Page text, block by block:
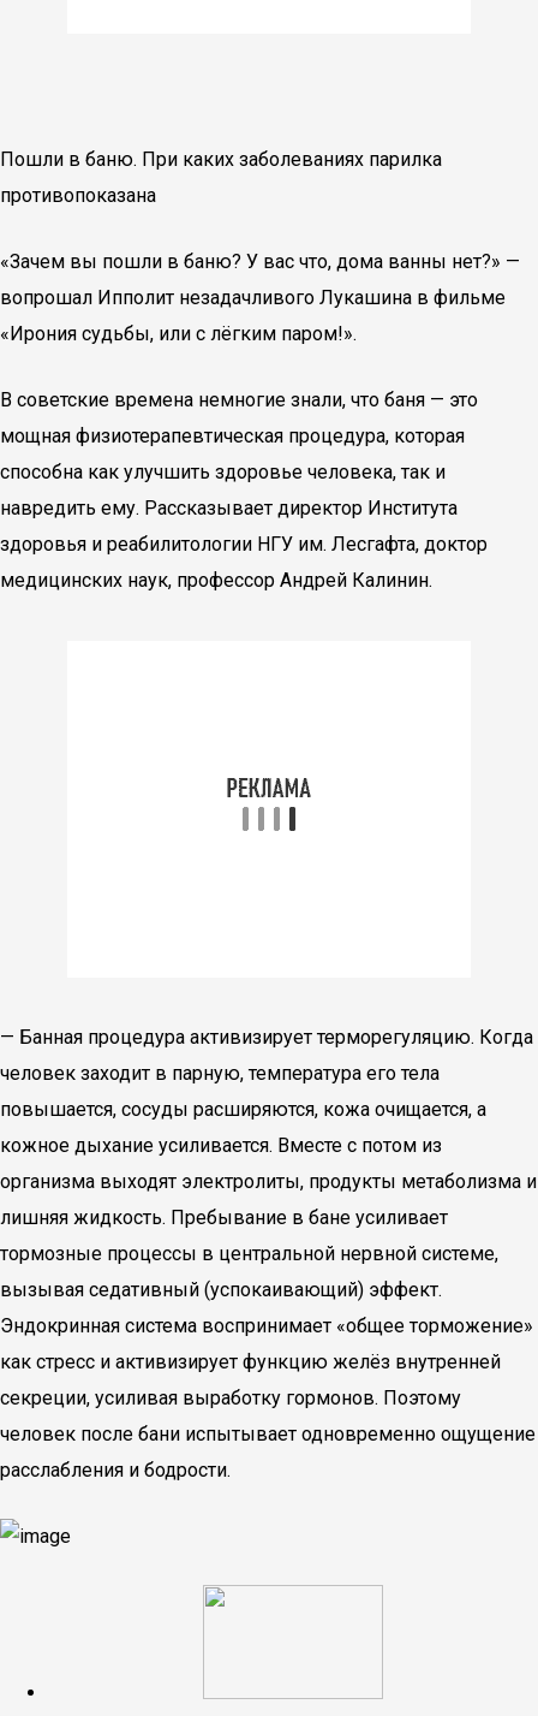
Пошли в баню. При каких заболеваниях парилка
противопоказана
«Зачем вы пошли в баню? У вас что, дома ванны нет?» —
вопрошал Ипполит незадачливого Лукашина в фильме
«Ирония судьбы, или с лёгким паром!».
В советские времена немногие знали, что баня — это
мощная физиотерапевтическая процедура, которая
способна как улучшить здоровье человека, так и
навредить ему. Рассказывает директор Института
здоровья и реабилитологии НГУ им. Лесгафта, доктор
медицинских наук, профессор Андрей Калинин.
— Банная процедура активизирует терморегуляцию. Когда
человек заходит в парную, температура его тела
повышается, сосуды расширяются, кожа очищается, а
кожное дыхание усиливается. Вместе с потом из
организма выходят электролиты, продукты метаболизма и
лишняя жидкость. Пребывание в бане усиливает
тормозные процессы в центральной нервной системе,
вызывая седативный (успокаивающий) эффект.
Эндокринная система воспринимает «общее торможение»
как стресс и активизирует функцию желёз внутренней
секреции, усиливая выработку гормонов. Поэтому
человек после бани испытывает одновременно ощущение
расслабления и бодрости.